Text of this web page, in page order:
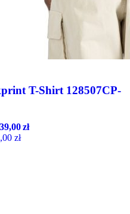
T-Shirt 128507CP-
zł
zł